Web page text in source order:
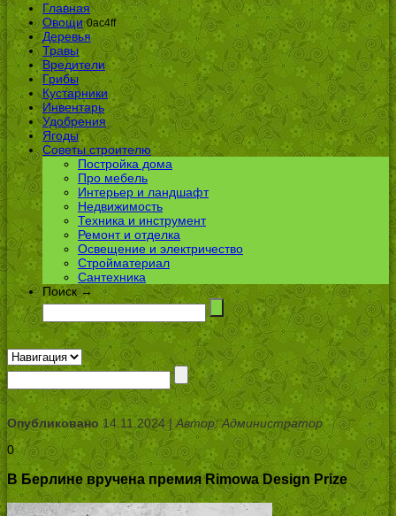
Главная
Овощи 0ac4ff
Деревья
Травы
Вредители
Грибы
Кустарники
Инвентарь
Удобрения
Ягоды
Советы строителю
Постройка дома
Про мебель
Интерьер и ландшафт
Недвижимость
Техника и инструмент
Ремонт и отделка
Освещение и электричество
Стройматериал
Сантехника
Поиск →
Опубликовано14.11.2024 | Автор: Администратор
0
В Берлине вручена премия Rimowa Design Prize